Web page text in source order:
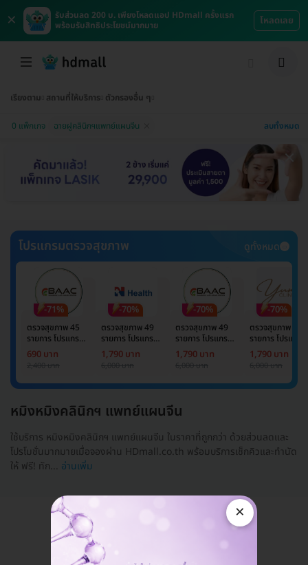
×
รับส่วนลด 200 บ. เพียงโหลดแอป HDmall ครั้งแรก
พร้อมรับสิทธิประโยชน์มากมาย
โหลดเลย
เรียงตาม สถานที่ให้บริการ ตัวกรองอื่น ๆ
0 แพ็กเกจ ฉายฝูคลินิกฯแพทย์แผนจีน ลบทั้งหมด
โปรแกรมตรวจสุขภาพ ดูทั้งหมด
-71%
ตรวจสุขภาพ 45
รายการ โปรแกรม
Basic Lab
690 บาท
2,400 บาท
-70%
ตรวจสุขภาพ 49
รายการ โปรแกรม
Basic Lab +
Cancer Marker
1,790 บาท
6,000 บาท
-70%
ตรวจสุขภาพ 49
รายการ โปรแกรม
Basic Lab +
Cancer Marker
1,790 บาท
6,000 บาท
-70%
ตรวจสุขภาพ 49
รายการ โปรแกรม
Basic Lab +
Cancer
1,790 บาท
6,000 บาท
หมิงหมิงคลินิกฯ แพทย์แผนจีน
ใช้บริการ หมิงหมิงคลินิกฯ แพทย์แผนจีน ในราคาที่ถูกกว่า ด้วยส่วนลดและ
โปรโมชั่นมากมายเมื่อจองผ่าน HDmall.co.th พร้อมบริการเช็กคิวและทำนัด
ให้ ฟรี! ทัก... อ่านเพิ่ม
แอดมินพร้อมดูแลคุณทุกวันทางไลน์
×